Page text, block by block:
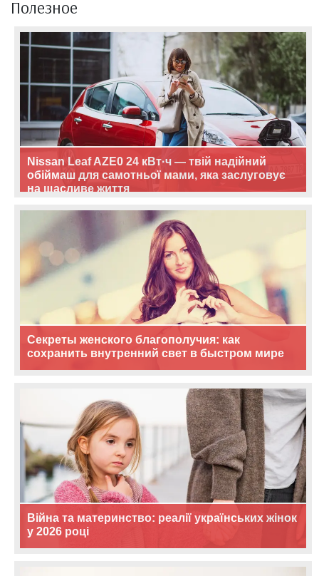
Полезное
Nissan Leaf AZE0 24 кВт·ч — твій надійний
обіймаш для самотньої мами, яка заслуговує
на щасливе життя
Секреты женского благополучия: как
сохранить внутренний свет в быстром мире
Війна та материнство: реалії українських жінок
у 2026 році